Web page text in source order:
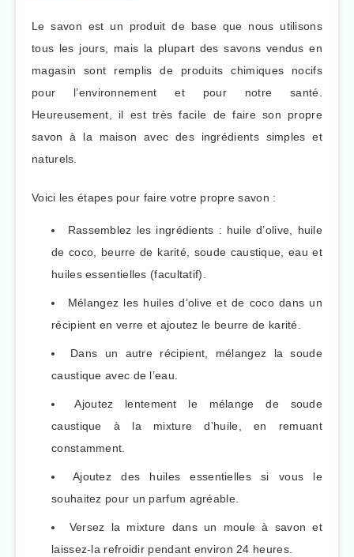
Le savon est un produit de base que nous utilisons
tous les jours, mais la plupart des savons vendus en
magasin sont remplis de produits chimiques nocifs
pour l’environnement et pour notre santé.
Heureusement, il est très facile de faire son propre
savon à la maison avec des ingrédients simples et
naturels.
Voici les étapes pour faire votre propre savon :
Rassemblez les ingrédients : huile d’olive, huile
de coco, beurre de karité, soude caustique, eau et
huiles essentielles (facultatif).
Mélangez les huiles d’olive et de coco dans un
récipient en verre et ajoutez le beurre de karité.
Dans un autre récipient, mélangez la soude
caustique avec de l’eau.
Ajoutez lentement le mélange de soude
caustique à la mixture d’huile, en remuant
constamment.
Ajoutez des huiles essentielles si vous le
souhaitez pour un parfum agréable.
Versez la mixture dans un moule à savon et
laissez-la refroidir pendant environ 24 heures.